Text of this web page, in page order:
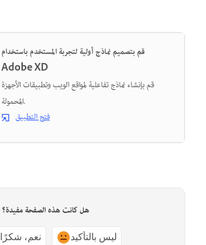
قم بتصميم نماذج أولية لتجربة المستخدم باستخدام
Adobe XD
قم بإنشاء نماذج تفاعلية لمواقع الويب وتطبيقات الأجهزة
المحمولة.
فتح التطبيق
هل كانت هذه الصفحة مفيدة؟
نعم، شكرًا ليس بالتأكيد